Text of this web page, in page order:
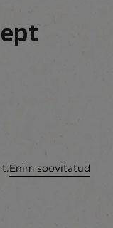
Enim soovitatud